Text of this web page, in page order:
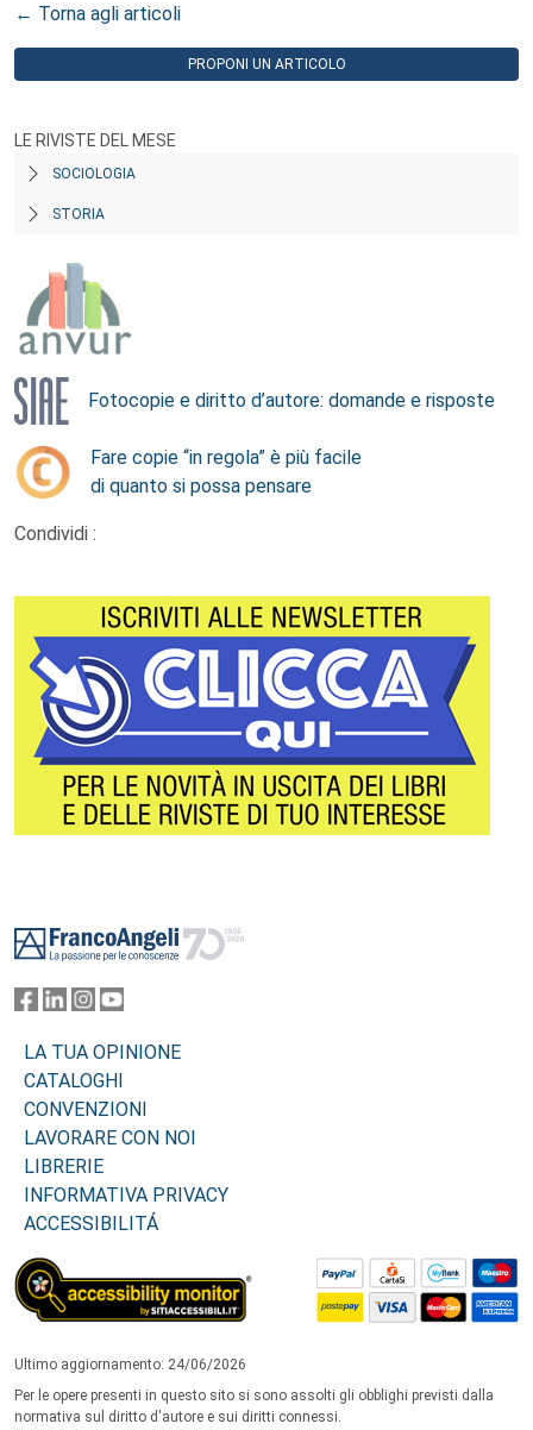
← Torna agli articoli
PROPONI UN ARTICOLO
LE RIVISTE DEL MESE
SOCIOLOGIA
STORIA
Fotocopie e diritto d’autore: domande e risposte
Fare copie “in regola” è più facile
di quanto si possa pensare
Condividi :
LA TUA OPINIONE
CATALOGHI
CONVENZIONI
LAVORARE CON NOI
LIBRERIE
INFORMATIVA PRIVACY
ACCESSIBILITÁ
Ultimo aggiornamento: 24/06/2026
Per le opere presenti in questo sito si sono assolti gli obblighi previsti dalla
normativa sul diritto d'autore e sui diritti connessi.